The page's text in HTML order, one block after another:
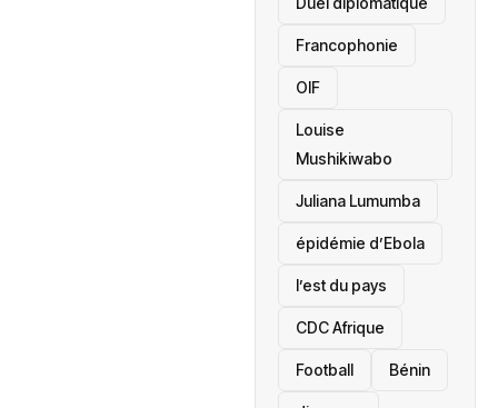
Francophonie
OIF
Louise
Mushikiwabo
Juliana Lumumba
épidémie d’Ebola
l’est du pays
CDC Afrique
Football Bénin